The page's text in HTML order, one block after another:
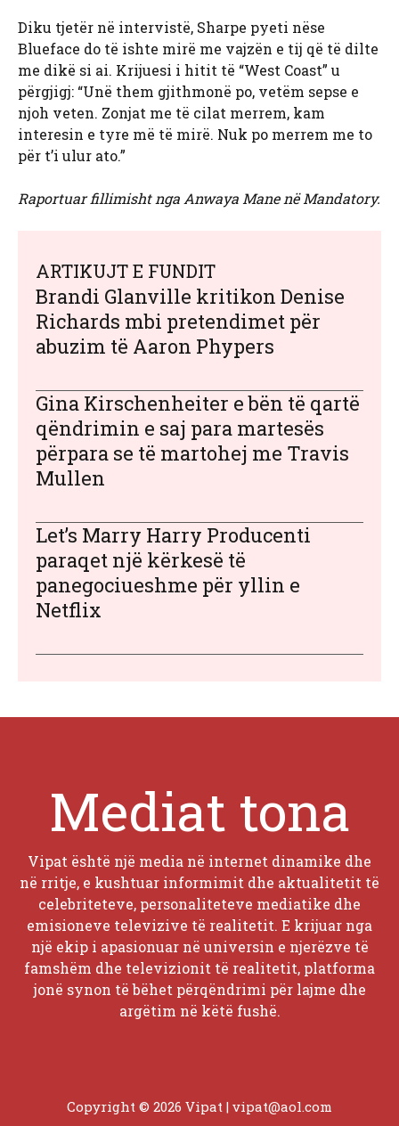
Diku tjetër në intervistë, Sharpe pyeti nëse
Blueface do të ishte mirë me vajzën e tij që të dilte
me dikë si ai. Krijuesi i hitit të “West Coast” u
përgjigj: “Unë them gjithmonë po, vetëm sepse e
njoh veten. Zonjat me të cilat merrem, kam
interesin e tyre më të mirë. Nuk po merrem me to
për t’i ulur ato.”
Raportuar fillimisht nga Anwaya Mane në Mandatory.
ARTIKUJT E FUNDIT
Brandi Glanville kritikon Denise
Richards mbi pretendimet për
abuzim të Aaron Phypers
Gina Kirschenheiter e bën të qartë
qëndrimin e saj para martesës
përpara se të martohej me Travis
Mullen
Let’s Marry Harry Producenti
paraqet një kërkesë të
panegociueshme për yllin e
Netflix
Mediat tona
Vipat është një media në internet dinamike dhe
në rritje, e kushtuar informimit dhe aktualitetit të
celebriteteve, personaliteteve mediatike dhe
emisioneve televizive të realitetit. E krijuar nga
një ekip i apasionuar në universin e njerëzve të
famshëm dhe televizionit të realitetit, platforma
jonë synon të bëhet përqëndrimi për lajme dhe
argëtim në këtë fushë.
Copyright © 2026 Vipat | vipat@aol.com